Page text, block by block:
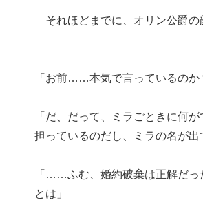
それほどまでに、オリン公爵の
「お前……本気で言っているのか
「だ、だって、ミラごときに何
担っているのだし、ミラの名が
「……ふむ、婚約破棄は正解だっ
とは」